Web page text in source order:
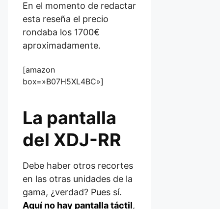
En el momento de redactar
esta reseña el precio
rondaba los 1700€
aproximadamente.
[amazon
box=»B07H5XL4BC»]
La pantalla
del XDJ-RR
Debe haber otros recortes
en las otras unidades de la
gama, ¿verdad? Pues sí.
Aquí no hay pantalla táctil,